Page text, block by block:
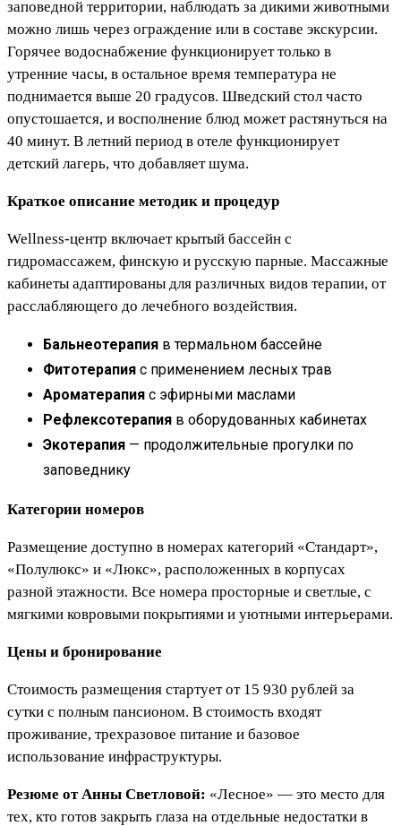
заповедной территории, наблюдать за дикими животными
можно лишь через ограждение или в составе экскурсии.
Горячее водоснабжение функционирует только в
утренние часы, в остальное время температура не
поднимается выше 20 градусов. Шведский стол часто
опустошается, и восполнение блюд может растянуться на
40 минут. В летний период в отеле функционирует
детский лагерь, что добавляет шума.
Краткое описание методик и процедур
Wellness-центр включает крытый бассейн с
гидромассажем, финскую и русскую парные. Массажные
кабинеты адаптированы для различных видов терапии, от
расслабляющего до лечебного воздействия.
Бальнеотерапия в термальном бассейне
Фитотерапия с применением лесных трав
Ароматерапия с эфирными маслами
Рефлексотерапия в оборудованных кабинетах
Экотерапия — продолжительные прогулки по
заповеднику
Категории номеров
Размещение доступно в номерах категорий «Стандарт»,
«Полулюкс» и «Люкс», расположенных в корпусах
разной этажности. Все номера просторные и светлые, с
мягкими ковровыми покрытиями и уютными интерьерами.
Цены и бронирование
Стоимость размещения стартует от 15 930 рублей за
сутки с полным пансионом. В стоимость входят
проживание, трехразовое питание и базовое
использование инфраструктуры.
Резюме от Анны Светловой: «Лесное» — это место для
тех, кто готов закрыть глаза на отдельные недостатки в